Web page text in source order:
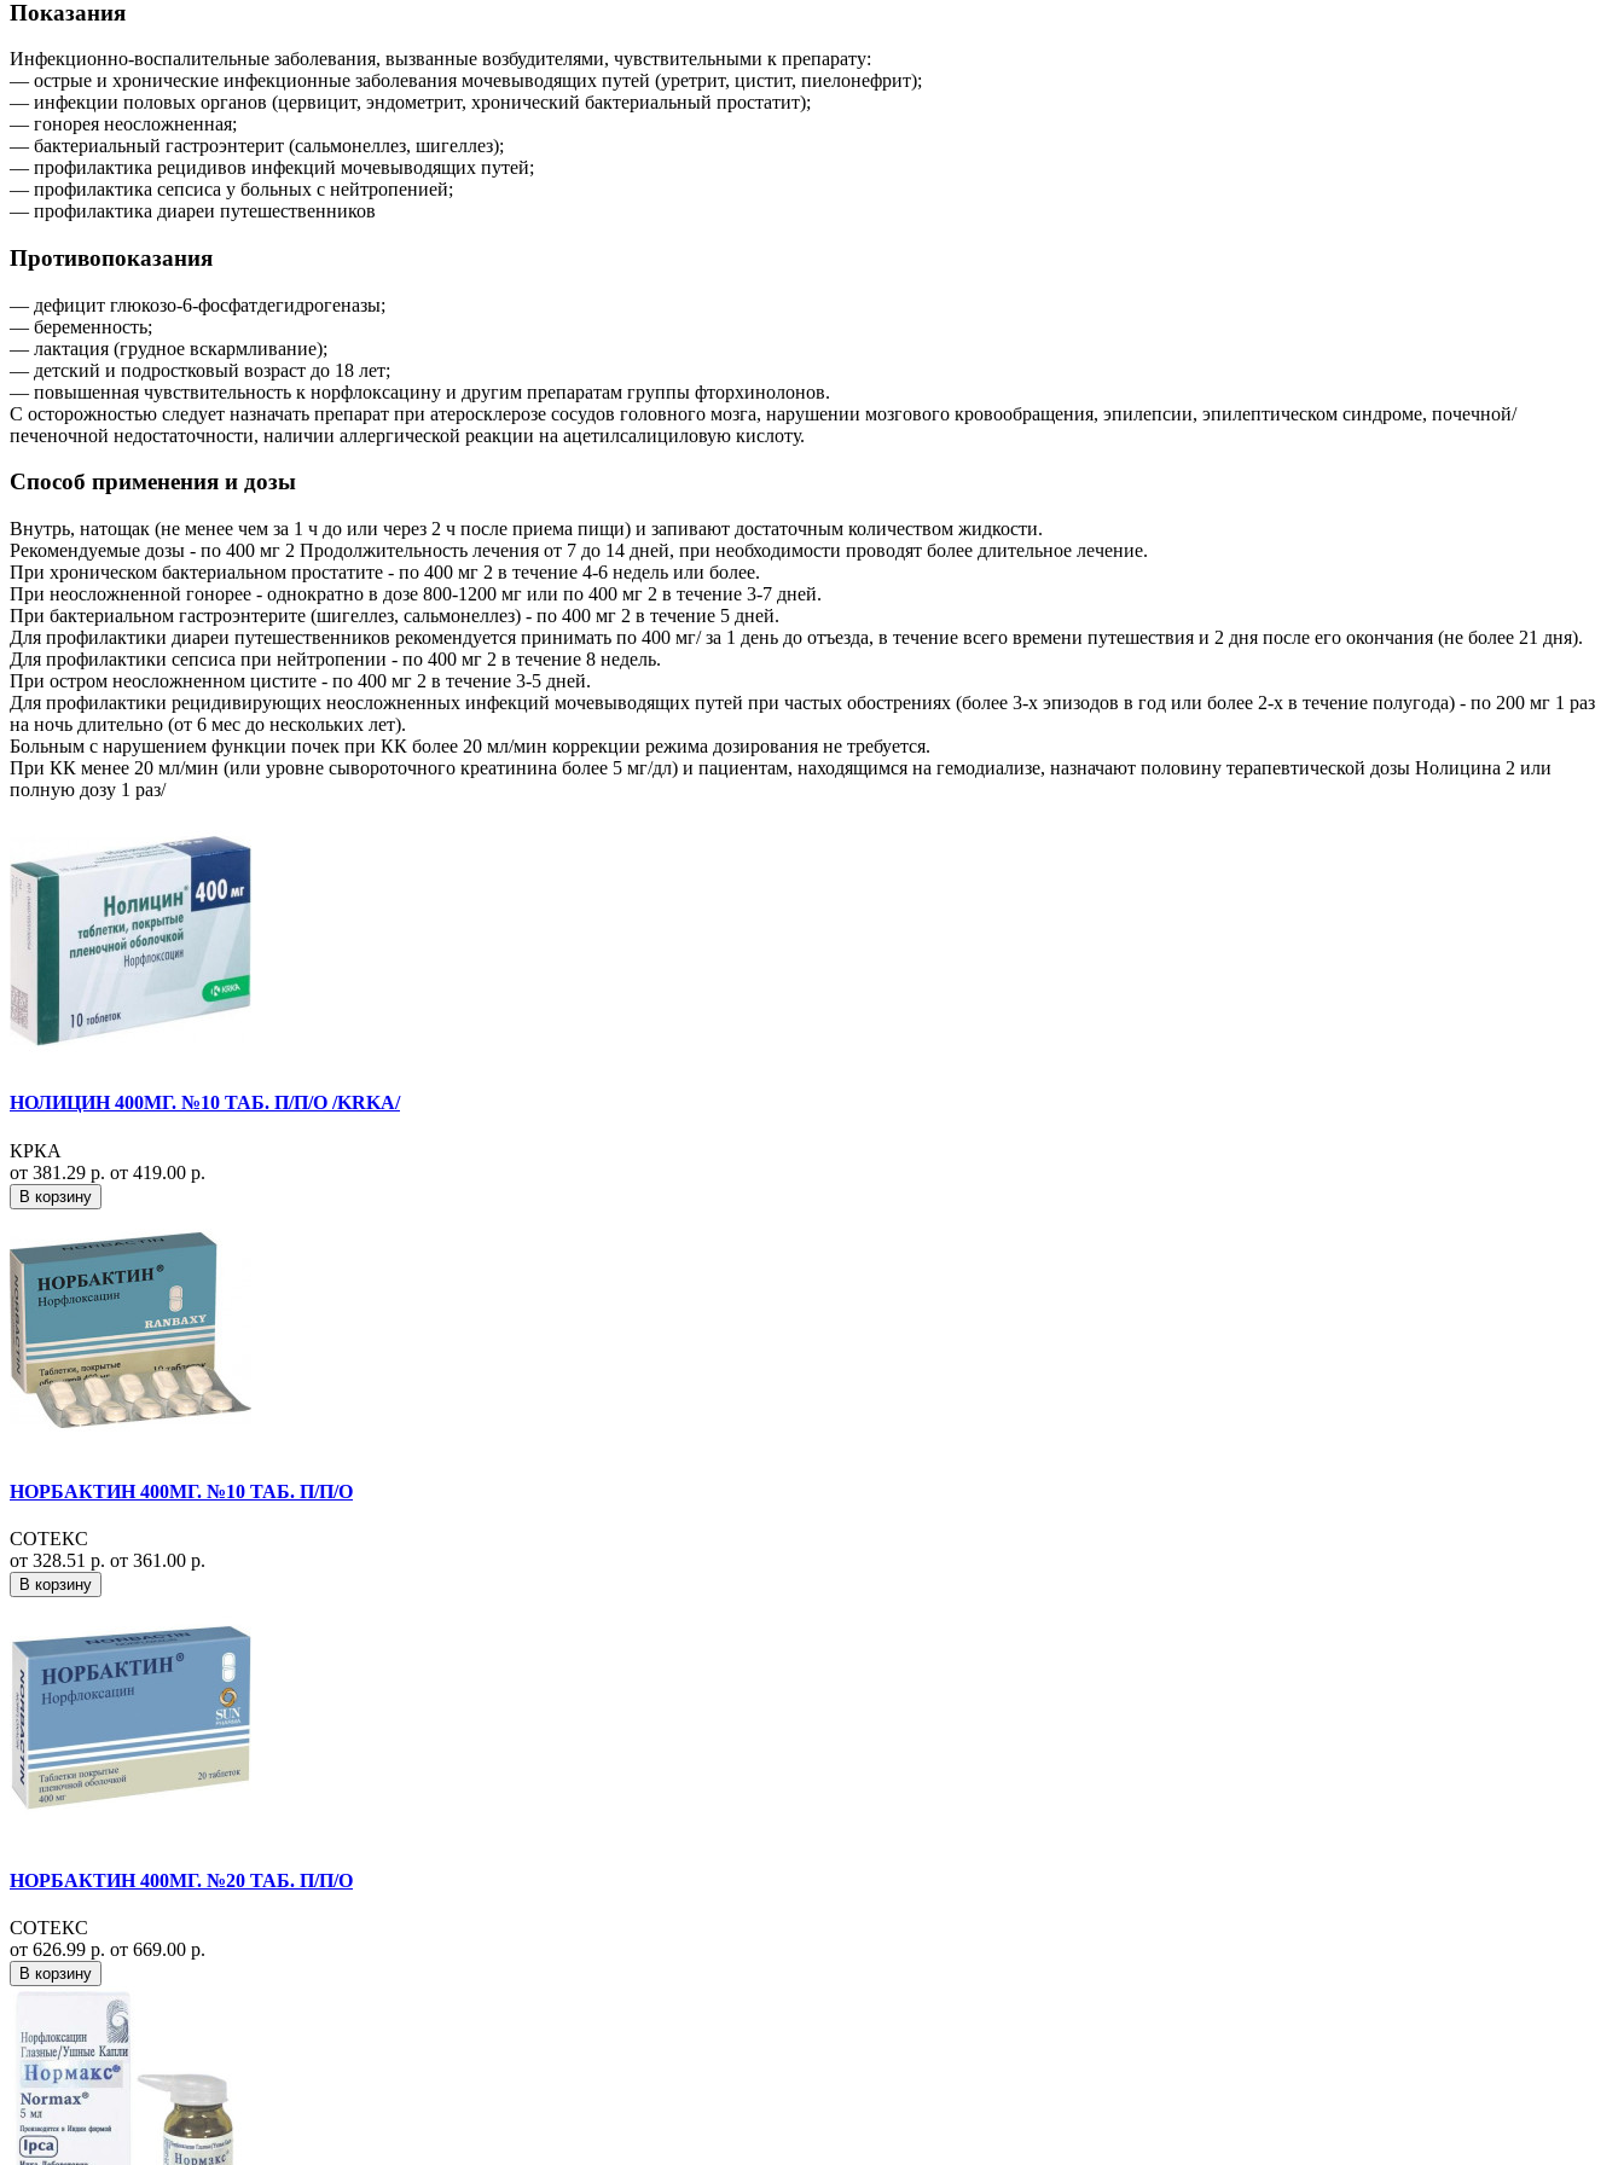
Показания
Инфекционно-воспалительные заболевания, вызванные возбудителями, чувствительными к препарату:
— острые и хронические инфекционные заболевания мочевыводящих путей (уретрит, цистит, пиелонефрит);
— инфекции половых органов (цервицит, эндометрит, хронический бактериальный простатит);
— гонорея неосложненная;
— бактериальный гастроэнтерит (сальмонеллез, шигеллез);
— профилактика рецидивов инфекций мочевыводящих путей;
— профилактика сепсиса у больных с нейтропенией;
— профилактика диареи путешественников
Противопоказания
— дефицит глюкозо-6-фосфатдегидрогеназы;
— беременность;
— лактация (грудное вскармливание);
— детский и подростковый возраст до 18 лет;
— повышенная чувствительность к норфлоксацину и другим препаратам группы фторхинолонов.
С осторожностью следует назначать препарат при атеросклерозе сосудов головного мозга, нарушении мозгового кровообращения, эпилепсии, эпилептическом синдроме, почечной/
печеночной недостаточности, наличии аллергической реакции на ацетилсалициловую кислоту.
Способ применения и дозы
Внутрь, натощак (не менее чем за 1 ч до или через 2 ч после приема пищи) и запивают достаточным количеством жидкости.
Рекомендуемые дозы - по 400 мг 2 Продолжительность лечения от 7 до 14 дней, при необходимости проводят более длительное лечение.
При хроническом бактериальном простатите - по 400 мг 2 в течение 4-6 недель или более.
При неосложненной гонорее - однократно в дозе 800-1200 мг или по 400 мг 2 в течение 3-7 дней.
При бактериальном гастроэнтерите (шигеллез, сальмонеллез) - по 400 мг 2 в течение 5 дней.
Для профилактики диареи путешественников рекомендуется принимать по 400 мг/ за 1 день до отъезда, в течение всего времени путешествия и 2 дня после его окончания (не более 21 дня).
Для профилактики сепсиса при нейтропении - по 400 мг 2 в течение 8 недель.
При остром неосложненном цистите - по 400 мг 2 в течение 3-5 дней.
Для профилактики рецидивирующих неосложненных инфекций мочевыводящих путей при частых обострениях (более 3-х эпизодов в год или более 2-х в течение полугода) - по 200 мг 1 раз
на ночь длительно (от 6 мес до нескольких лет).
Больным с нарушением функции почек при КК более 20 мл/мин коррекции режима дозирования не требуется.
При КК менее 20 мл/мин (или уровне сывороточного креатинина более 5 мг/дл) и пациентам, находящимся на гемодиализе, назначают половину терапевтической дозы Нолицина 2 или
полную дозу 1 раз/
НОЛИЦИН 400МГ. №10 ТАБ. П/П/О /KRKA/
КРКА
от 381.29 р. от 419.00 р.
В корзину
НОРБАКТИН 400МГ. №10 ТАБ. П/П/О
СОТЕКС
от 328.51 р. от 361.00 р.
В корзину
НОРБАКТИН 400МГ. №20 ТАБ. П/П/О
СОТЕКС
от 626.99 р. от 669.00 р.
В корзину